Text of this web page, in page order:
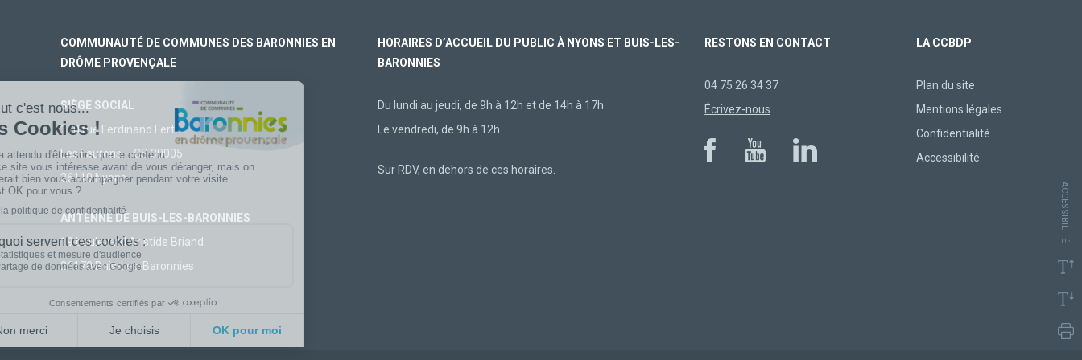
COMMUNAUTÉ DE COMMUNES DES BARONNIES EN
DRÔME PROVENÇALE
SIÈGE SOCIAL
170 rue Ferdinand Fert
Les Laurons – CS 30005
26110 Nyons
ANTENNE DE BUIS-LES-BARONNIES
19 boulevard Aristide Briand
26170 Buis-Les-Baronnies
HORAIRES D’ACCUEIL DU PUBLIC À NYONS ET BUIS-LES-
BARONNIES
Du lundi au jeudi, de 9h à 12h et de 14h à 17h
Le vendredi, de 9h à 12h
Sur RDV, en dehors de ces horaires.
RESTONS EN CONTACT
04 75 26 34 37
Écrivez-nous
LA CCBDP
Plan du site
Mentions légales
Confidentialité
Accessibilité
ACCESSIBILITÉ